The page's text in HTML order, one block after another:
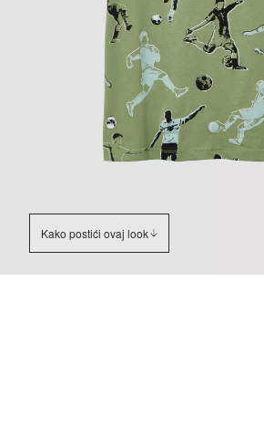
Kako postići ovaj look